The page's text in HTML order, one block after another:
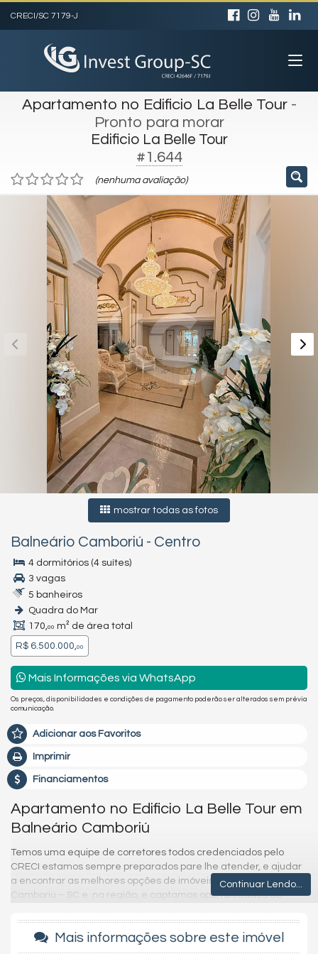
CRECI/SC 7179-J
Apartamento no Edificio La Belle Tour-
Pronto para morar
Edificio La Belle Tour
#1.644
(nenhuma avaliação)
mostrar todas as fotos
Balneário Camboriú - Centro
4 dormitórios (4 suítes)
3 vagas
5 banheiros
Quadra do Mar
170,00 m² de área total
R$ 6.500.000,00
Mais Informações via WhatsApp
Os preços, disponibilidades e condições de pagamento poderão ser alterados sem prévia
comunicação.
Adicionar aos Favoritos
Imprimir
Financiamentos
Apartamento no Edificio La Belle Tour em
Balneário Camboriú
Temos uma equipe de corretores todos credenciados pelo
CRECI estamos sempre preparados pare lhe atender, e ajudar
a encontrar as melhores opções de imóveis em Balneário
Camboriú – SC e na região, e captamos oportunidades de
com a maior segurança que existe.
Imóvel disponível para visitação.
Continuar Lendo...
Mais informações sobre este imóvel